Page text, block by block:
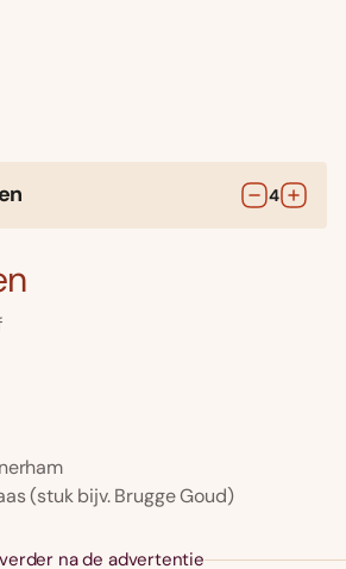
4
(stuk bijv. Brugge Goud)
na de advertentie